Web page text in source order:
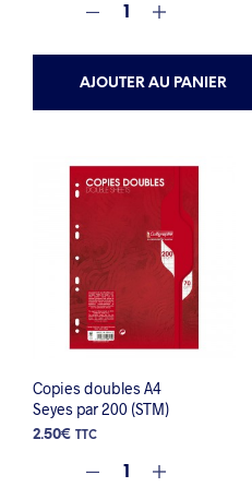
AJOUTER AU PANIER
Copies doubles A4
Seyes par 200 (STM)
2.50€ TTC